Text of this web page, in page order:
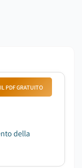
PDF GRATUITO
della